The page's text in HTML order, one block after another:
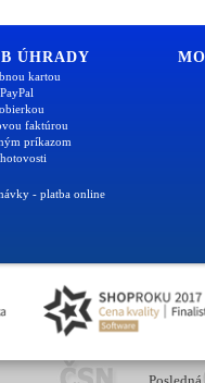
ÚHRADY
kartou
PayPal
faktúrou
príkazom
- platba online